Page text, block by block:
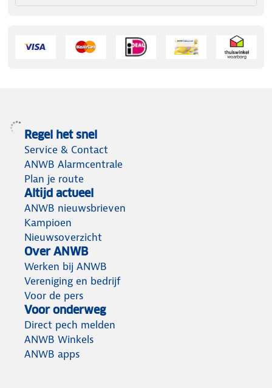
Regel het snel
Service & Contact
ANWB Alarmcentrale
Plan je route
Altijd actueel
ANWB nieuwsbrieven
Kampioen
Nieuwsoverzicht
Over ANWB
Werken bij ANWB
Vereniging en bedrijf
Voor de pers
Voor onderweg
Direct pech melden
ANWB Winkels
ANWB apps